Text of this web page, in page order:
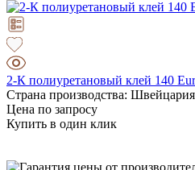
2-К полиуретановый клей 140
Страна производства: Швейцария
Цена по запросу
Купить в один клик